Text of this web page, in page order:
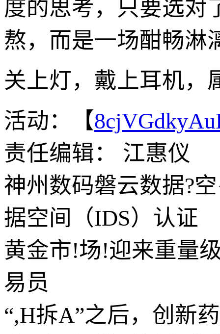
度的思考，只要选对
熬，而是一场酣畅淋
关上灯，戴上耳机，
活动：【
责任编辑： 江惠仪
神州数码磐云数据?
据空间（IDS）认证
黄金市!场!迎来重量
易员
“,H拆A”之后，创新